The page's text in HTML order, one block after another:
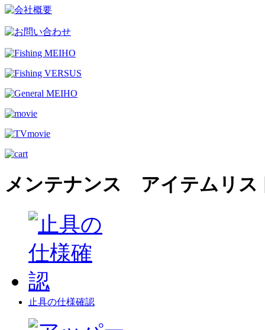
メンテナンス アイテムリス
止具の仕様確認